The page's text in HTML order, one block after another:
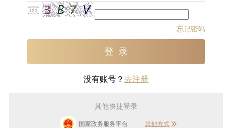
忘记密码
没有账号？ 去注册
其他快捷登录
国家政务服务平台 其他方式